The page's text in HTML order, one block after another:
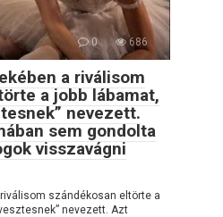
0 686
a riválisom
a jobb lábamat,
nevezett.
sem gondolta
visszavágni
szándékosan eltörte a
nevezett. Azt